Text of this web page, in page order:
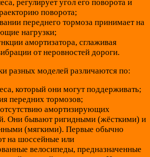
регулирует угол его поворота и
поворота;
переднего тормоза принимает на
нагрузки;
амортизатора, сглаживая
от неровностей дороги.
разных моделей различаются по:
который они могут поддерживать;
передних тормозов;
амортизирующих
Они бывают ригидными (жёсткими) и
(мягкими). Первые обычно
на шоссейные или
велосипеды, предназначенные